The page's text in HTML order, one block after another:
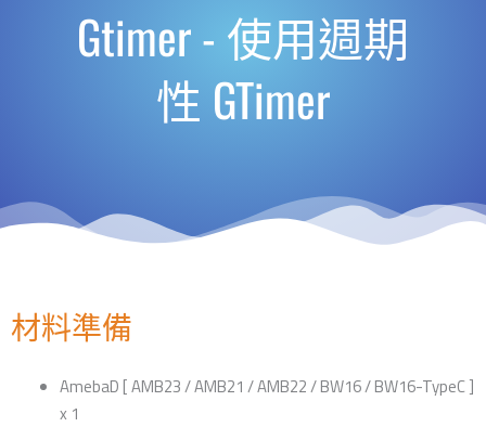
Gtimer - 使用週期
性 GTimer
材料準備
AmebaD [ AMB23 / AMB21 / AMB22 / BW16 / BW16-TypeC ]
x 1